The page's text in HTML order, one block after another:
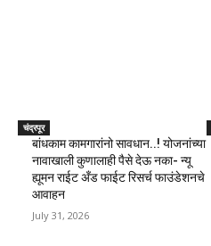
चंद्रपूर
बांधकाम कामगारांनो सावधान..! योजनांच्या
नावाखाली कुणालाही पैसे देऊ नका- न्यू
ह्यूमन राईट अँड फाईट रिसर्च फाउंडेशनचे
आवाहन
July 31, 2026